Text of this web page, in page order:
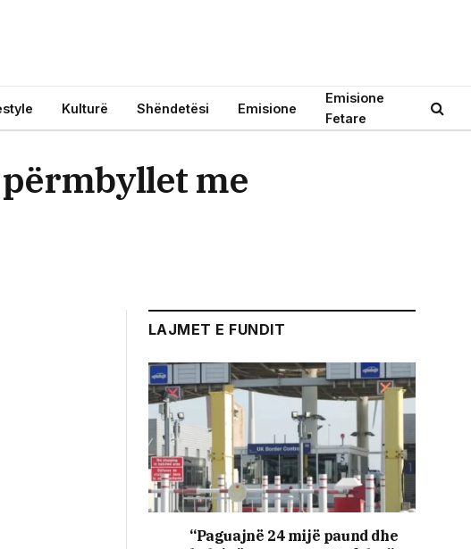
Kulturë Shëndetësi Emisione
Emisione
Fetare
përmbyllet me
LAJMET E FUNDIT
“Paguajnë 24 mijë paund dhe